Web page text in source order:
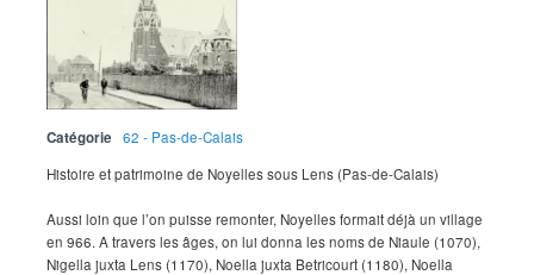
Catégorie
62 - Pas-de-Calais
Histoire et patrimoine de Noyelles sous Lens (Pas-de-Calais)
Aussi loin que l’on puisse remonter, Noyelles formait déjà un village
en 966. A travers les âges, on lui donna les noms de Niaule (1070),
Nigella juxta Lens (1170), Noella juxta Betricourt (1180), Noella